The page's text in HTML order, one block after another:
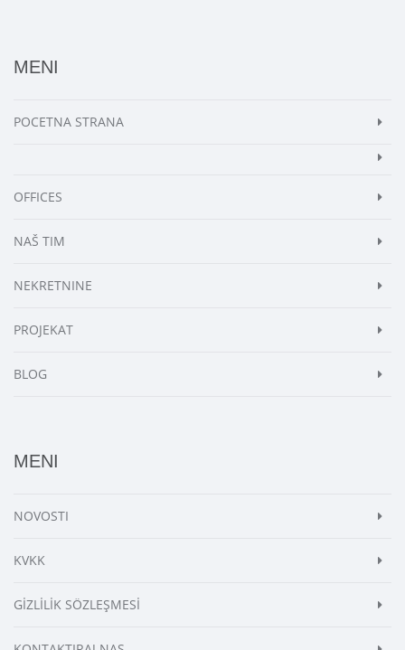
MENI
POCETNA STRANA
OFFICES
NAŠ TIM
NEKRETNINE
PROJEKAT
BLOG
MENI
NOVOSTI
KVKK
GİZLİLİK SÖZLEŞMESİ